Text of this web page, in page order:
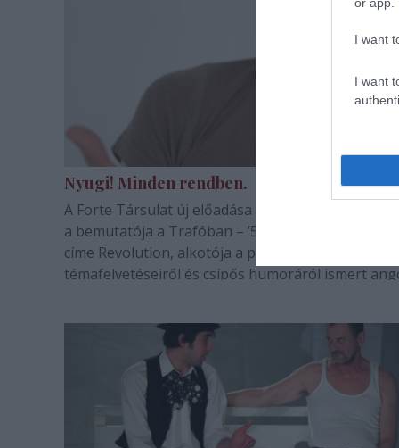
I want
I want
Nyugi! Minden rendben.
A Forte Társulat új előadása – melynek péntek
a bemutatója a Trafóban – ’56 apropóján készült. A
címe Revolution, alkotója a provokatív
témafelvetéseiről és csípős humoráról ismert